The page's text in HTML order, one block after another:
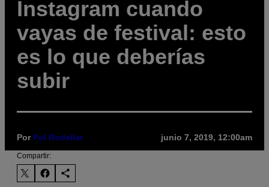
Instagram cuando
vayas de festival: esto
es lo que deberías
subir
Por Pol Rodellar junio 7, 2019, 12:00am
Compartir: